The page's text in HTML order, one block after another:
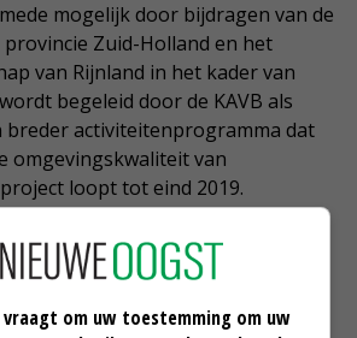
mogelijk door bijdragen van de
provincie Zuid-Holland en het
van Rijnland in het kader van
begeleid door de KAVB als
breder activiteitenprogramma dat
omgevingskwaliteit van
loopt tot eind 2019.
om uw toestemming om uw